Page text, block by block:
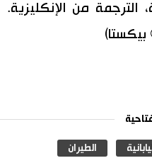
الترجمة من الإنكليزية.
الطيران